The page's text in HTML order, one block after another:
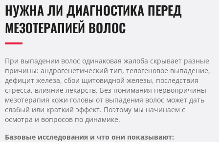
НУЖНА ЛИ ДИАГНОСТИКА ПЕРЕД
МЕЗОТЕРАПИЕЙ ВОЛОС
При выпадении волос одинаковая жалоба скрывает разные
причины: андрогенетический тип, телогеновое выпадение,
дефицит железа, сбои щитовидной железы, последствия
стресса, влияние лекарств. Без понимания первопричины
мезотерапия кожи головы от выпадения волос может дать
слабый или краткий эффект. Поэтому мы начинаем с
осмотра и вопросов по динамике.
Базовые исследования и что они показывают: